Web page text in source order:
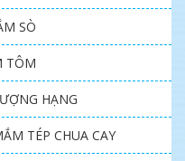
SÒ
TÔM
HẠNG
TÉP CHUA CAY